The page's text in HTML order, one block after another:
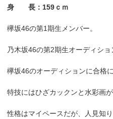
身 長：159ｃｍ
欅坂46の第1期生メンバー。
乃木坂46の第2期生オーディショ
欅坂46のオーディションに合格
特技にはひざカックンと水彩画が
性格はマイペースだが、人見知り